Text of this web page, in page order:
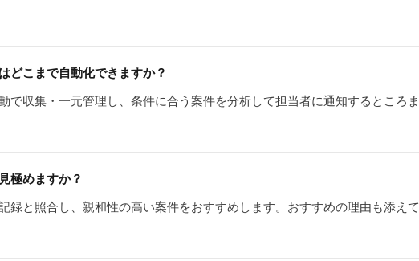
どこまで自動化できますか？
で収集・一元管理し、条件に合う案件を分析して担当者に通知するところま
極めますか？
録と照合し、親和性の高い案件をおすすめします。おすすめの理由も添えて